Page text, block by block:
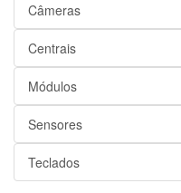
Câmeras
Centrais
Módulos
Sensores
Teclados